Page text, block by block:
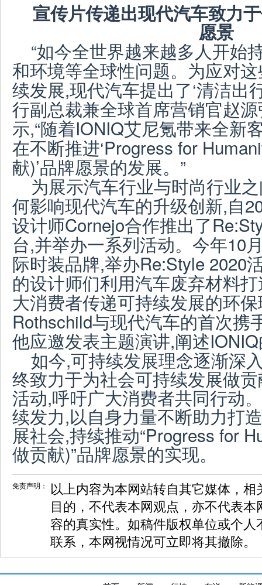
宣传片传递出现代汽车致力
愿景
“如今全世界越来越多人开始
和环境等全球性问题。为应对
续发展,现代汽车提出了‘清洁出
行副总裁兼全球首席营销官赵
示,“随着IONIQ艾尼氪带来全新
在不断推进‘Progress for
献)’品牌愿景的发展。”
为展示汽车行业与时尚行业
何影响现代汽车的升级创新,自
设计师Cornejo合作推出了
台,并举办一系列活动。今年10
际时装品牌,举办Re:Style 2020
的设计师们利用汽车废弃材料
大消费者传递可持续发展的环
Rothschild与现代汽车的首次携
他应邀发表主题演讲,阐述
如今,可持续发展理念逐渐深
终致力于为社会可持续发展做
活动,呼吁广大消费者共同行动
续发力,以自身力量不断助力打
展社会,持续推动“Progress for
做贡献)”品牌愿景的实现。
免责声明：
以上内容为本网站转自其它媒体，
目的，不代表本网观点，亦不代表
容的真实性。如稿件版权单位或个
联系，本网视情况可立即将其撤除。